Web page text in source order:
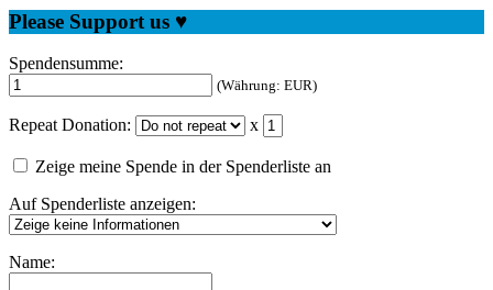
Please Support us ♥
Spendensumme:
(Währung: EUR)
Repeat Donation: x
Zeige meine Spende in der Spenderliste an
Auf Spenderliste anzeigen:
Name: